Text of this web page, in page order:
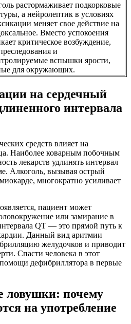
растормаживает подкорковые
а нейролептик в условиях
меняет свое действие на
Вместо успокоения
критическое возбуждение,
и
вспышки ярости,
для окружающих.
на сердечный
интервала
средств влияет на
Наиболее коварным побочным
лекарств удлинять интервал
Алкоголь, вызывая острый
многократно усиливает
пациент может
или замирание в
QT — это прямой путь к
Данный вид аритмии
желудочков и приводит
Спасти человека в этот
дефибриллятора в первые
ловушки: почему
на употребление